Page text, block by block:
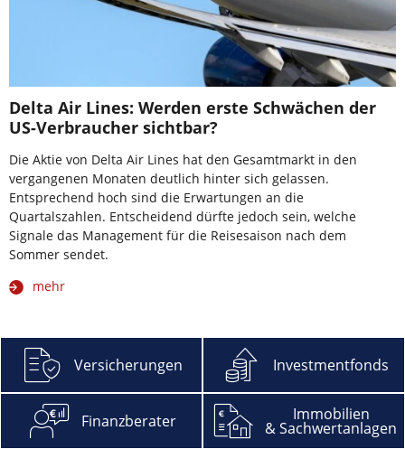
Delta Air Lines: Werden erste Schwächen der
US-Verbraucher sichtbar?
Die Aktie von Delta Air Lines hat den Gesamtmarkt in den
vergangenen Monaten deutlich hinter sich gelassen.
Entsprechend hoch sind die Erwartungen an die
Quartalszahlen. Entscheidend dürfte jedoch sein, welche
Signale das Management für die Reisesaison nach dem
Sommer sendet.
mehr
Versicherungen Investmentfonds
Finanzberater Immobilien
& Sachwertanlagen